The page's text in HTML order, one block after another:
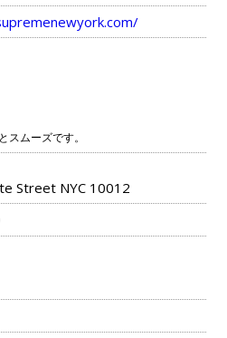
スムーズです。
Street NYC 10012